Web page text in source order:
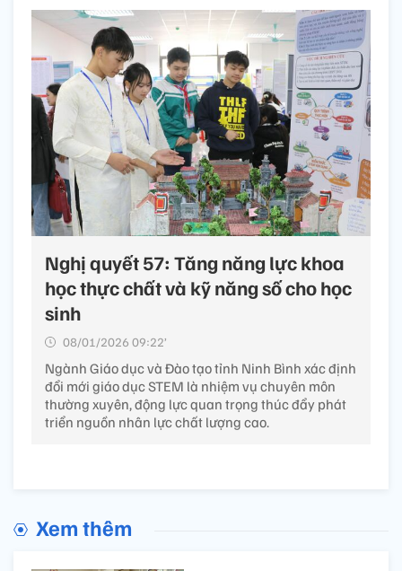
Nghị quyết 57: Tăng năng lực khoa
học thực chất và kỹ năng số cho học
sinh
08/01/2026 09:22’
Ngành Giáo dục và Đào tạo tỉnh Ninh Bình xác định
đổi mới giáo dục STEM là nhiệm vụ chuyên môn
thường xuyên, động lực quan trọng thúc đẩy phát
triển nguồn nhân lực chất lượng cao.
Xem thêm